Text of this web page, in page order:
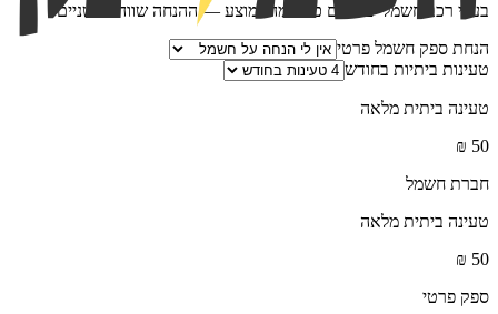
בעלי רכב חשמלי צורכים כפול מהממוצע — ההנחה שווה פי שניים
הנחת ספק חשמל פרטי
טעינות ביתיות בחודש
טעינה ביתית מלאה
50
₪
חברת חשמל
טעינה ביתית מלאה
50
₪
ספק פרטי